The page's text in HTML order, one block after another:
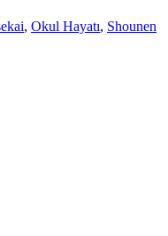
, Okul Hayatı, Shounen